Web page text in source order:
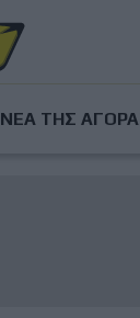
ΝΕΑ ΤΗΣ